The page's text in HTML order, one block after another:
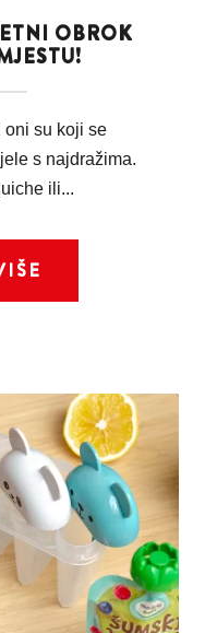
OBROK
oni su koji se
s najdražima.
ili...